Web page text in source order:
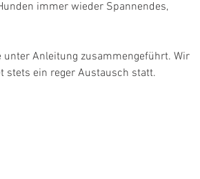
immer wieder Spannendes,
Anleitung zusammengeführt. Wir
stets ein reger Austausch statt.